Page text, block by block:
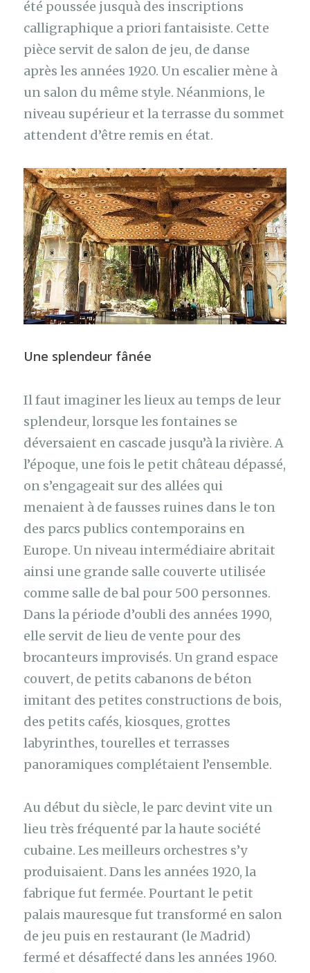
été poussée jusquà des inscriptions
calligraphique a priori fantaisiste. Cette
pièce servit de salon de jeu, de danse
après les années 1920. Un escalier mène à
un salon du même style. Néanmions, le
niveau supérieur et la terrasse du sommet
attendent d’être remis en état.
Une splendeur fânée
Il faut imaginer les lieux au temps de leur
splendeur, lorsque les fontaines se
déversaient en cascade jusqu’à la rivière. A
l’époque, une fois le petit château dépassé,
on s’engageait sur des allées qui
menaient à de fausses ruines dans le ton
des parcs publics contemporains en
Europe. Un niveau intermédiaire abritait
ainsi une grande salle couverte utilisée
comme salle de bal pour 500 personnes.
Dans la période d’oubli des années 1990,
elle servit de lieu de vente pour des
brocanteurs improvisés. Un grand espace
couvert, de petits cabanons de béton
imitant des petites constructions de bois,
des petits cafés, kiosques, grottes
labyrinthes, tourelles et terrasses
panoramiques complétaient l’ensemble.
Au début du siècle, le parc devint vite un
lieu très fréquenté par la haute société
cubaine. Les meilleurs orchestres s’y
produisaient. Dans les années 1920, la
fabrique fut fermée. Pourtant le petit
palais mauresque fut transformé en salon
de jeu puis en restaurant (le Madrid)
fermé et désaffecté dans les années 1960.